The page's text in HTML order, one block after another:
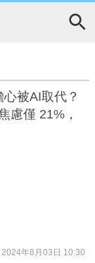
被AI取代？
慮僅 21%，
2024年8月03日 10:30